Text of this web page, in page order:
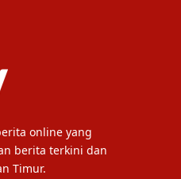
online yang
berita terkini dan
Timur.